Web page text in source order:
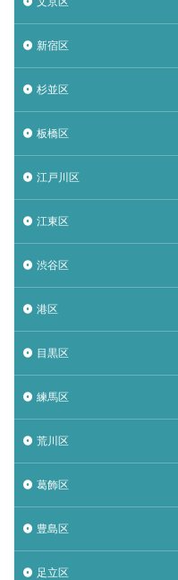
新宿区
杉並区
板橋区
江戸川区
江東区
渋谷区
港区
目黒区
練馬区
荒川区
葛飾区
豊島区
足立区